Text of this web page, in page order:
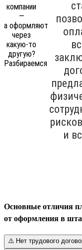
и
Основные отличия
от оформления в
⚠️ Нет трудового